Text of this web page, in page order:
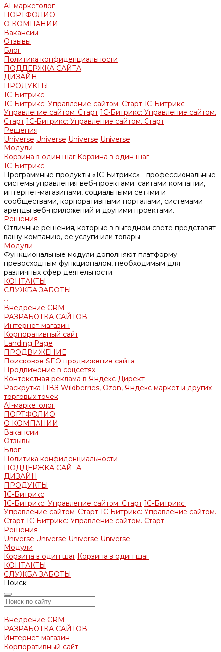
AI-маркетолог
ПОРТФОЛИО
О КОМПАНИИ
Вакансии
Отзывы
Блог
Политика конфиденциальности
ПОДДЕРЖКА САЙТА
ДИЗАЙН
ПРОДУКТЫ
1С-Битрикс
1С-Битрикс: Управление сайтом. Старт 1С-Битрикс:
Управление сайтом. Старт 1С-Битрикс: Управление сайтом.
Старт 1С-Битрикс: Управление сайтом. Старт
Решения
Universe Universe Universe Universe
Модули
Корзина в один шаг Корзина в один шаг
1С-Битрикс
Программные продукты «1С-Битрикс» - профессиональные
системы управления веб-проектами: сайтами компаний,
интернет-магазинами, социальными сетями и
сообществами, корпоративными порталами, системами
аренды веб-приложений и другими проектами.
Решения
Отличные решения, которые в выгодном свете представят
вашу компанию, ее услуги или товары
Модули
Функциональные модули дополняют платформу
превосходным функционалом, необходимым для
различных сфер деятельности.
КОНТАКТЫ
СЛУЖБА ЗАБОТЫ
...
Внедрение CRM
РАЗРАБОТКА САЙТОВ
Интернет-магазин
Корпоративный сайт
Landing Page
ПРОДВИЖЕНИЕ
Поисковое SEO продвижение сайта
Продвижение в соцсетях
Контекстная реклама в Яндекс Директ
Раскрутка ПВЗ Wildberries, Ozon, Яндекс маркет и других
торговых точек
AI-маркетолог
ПОРТФОЛИО
О КОМПАНИИ
Вакансии
Отзывы
Блог
Политика конфиденциальности
ПОДДЕРЖКА САЙТА
ДИЗАЙН
ПРОДУКТЫ
1С-Битрикс
1С-Битрикс: Управление сайтом. Старт 1С-Битрикс:
Управление сайтом. Старт 1С-Битрикс: Управление сайтом.
Старт 1С-Битрикс: Управление сайтом. Старт
Решения
Universe Universe Universe Universe
Модули
Корзина в один шаг Корзина в один шаг
КОНТАКТЫ
СЛУЖБА ЗАБОТЫ
Поиск
Внедрение CRM
РАЗРАБОТКА САЙТОВ
Интернет-магазин
Корпоративный сайт